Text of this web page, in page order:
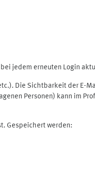
jedem erneuten Login
Die Sichtbarkeit der E-
Personen) kann im
Gespeichert werden: